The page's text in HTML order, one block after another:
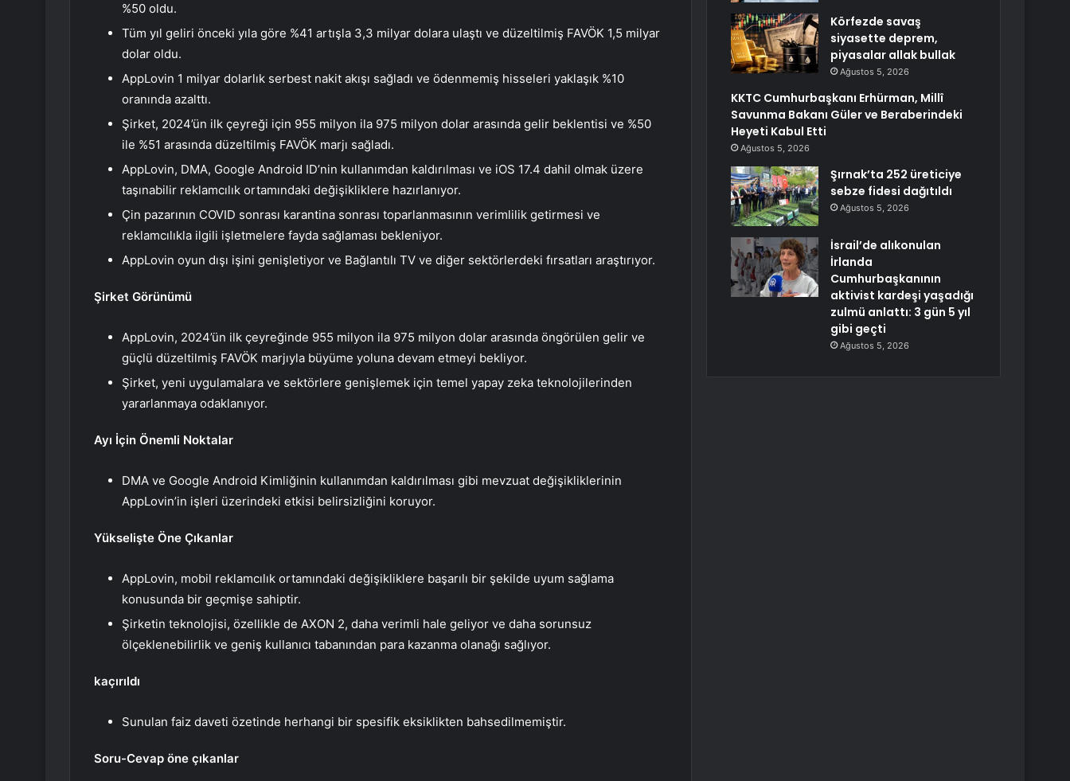
%50 oldu.
Tüm yıl geliri önceki yıla göre %41 artışla 3,3 milyar dolara ulaştı ve düzeltilmiş FAVÖK 1,5 milyar
dolar oldu.
AppLovin 1 milyar dolarlık serbest nakit akışı sağladı ve ödenmemiş hisseleri yaklaşık %10
oranında azalttı.
Şirket, 2024’ün ilk çeyreği için 955 milyon ila 975 milyon dolar arasında gelir beklentisi ve %50
ile %51 arasında düzeltilmiş FAVÖK marjı sağladı.
AppLovin, DMA, Google Android ID’nin kullanımdan kaldırılması ve iOS 17.4 dahil olmak üzere
taşınabilir reklamcılık ortamındaki değişikliklere hazırlanıyor.
Çin pazarının COVID sonrası karantina sonrası toparlanmasının verimlilik getirmesi ve
reklamcılıkla ilgili işletmelere fayda sağlaması bekleniyor.
AppLovin oyun dışı işini genişletiyor ve Bağlantılı TV ve diğer sektörlerdeki fırsatları araştırıyor.
Şirket Görünümü
AppLovin, 2024’ün ilk çeyreğinde 955 milyon ila 975 milyon dolar arasında öngörülen gelir ve
güçlü düzeltilmiş FAVÖK marjıyla büyüme yoluna devam etmeyi bekliyor.
Şirket, yeni uygulamalara ve sektörlere genişlemek için temel yapay zeka teknolojilerinden
yararlanmaya odaklanıyor.
Ayı İçin Önemli Noktalar
DMA ve Google Android Kimliğinin kullanımdan kaldırılması gibi mevzuat değişikliklerinin
AppLovin’in işleri üzerindeki etkisi belirsizliğini koruyor.
Yükselişte Öne Çıkanlar
AppLovin, mobil reklamcılık ortamındaki değişikliklere başarılı bir şekilde uyum sağlama
konusunda bir geçmişe sahiptir.
Şirketin teknolojisi, özellikle de AXON 2, daha verimli hale geliyor ve daha sorunsuz
ölçeklenebilirlik ve geniş kullanıcı tabanından para kazanma olanağı sağlıyor.
kaçırıldı
Sunulan faiz daveti özetinde herhangi bir spesifik eksiklikten bahsedilmemiştir.
Soru-Cevap öne çıkanlar
Körfezde savaş
siyasette deprem,
piyasalar allak bullak
Ağustos 5, 2026
KKTC Cumhurbaşkanı Erhürman, Millî
Savunma Bakanı Güler ve Beraberindeki
Heyeti Kabul Etti
Ağustos 5, 2026
Şırnak’ta 252 üreticiye
sebze fidesi dağıtıldı
Ağustos 5, 2026
İsrail’de alıkonulan
İrlanda
Cumhurbaşkanının
aktivist kardeşi yaşadığı
zulmü anlattı: 3 gün 5 yıl
gibi geçti
Ağustos 5, 2026